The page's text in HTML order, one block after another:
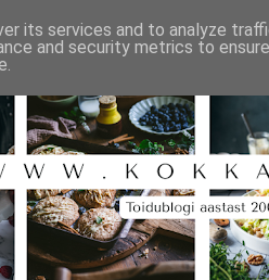
its services and to analyze
and security metrics to